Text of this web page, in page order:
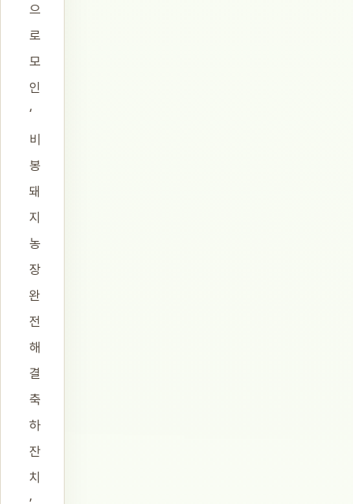
으
로
모
인
‘
비
봉
돼
지
농
장
완
전
해
결
축
하
잔
치